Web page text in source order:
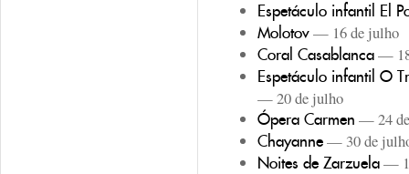
Espetáculo infantil El
Molotov— 16 de julho
Coral Casablanca—
Espetáculo infantil O
— 20 de julho
Ópera Carmen — 24
Chayanne— 30 de
Noites de Zarzuela— 1